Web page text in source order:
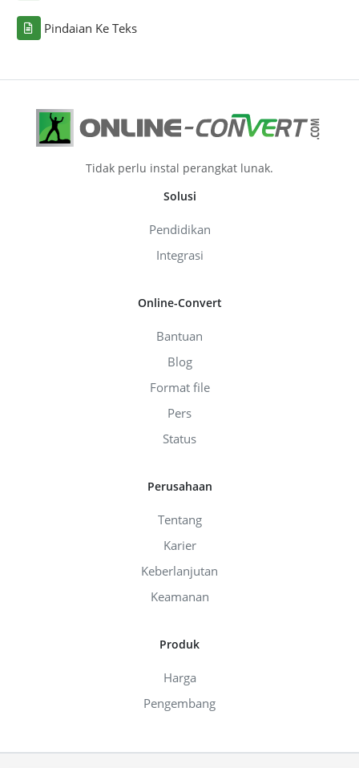
Pindaian Ke Teks
Tidak perlu instal perangkat lunak.
Solusi
Pendidikan
Integrasi
Online-Convert
Bantuan
Blog
Format file
Pers
Status
Perusahaan
Tentang
Karier
Keberlanjutan
Keamanan
Produk
Harga
Pengembang